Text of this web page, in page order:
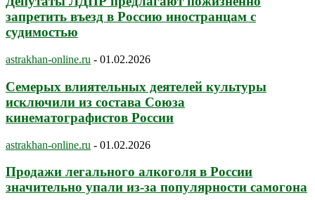
запретить въезд в Россию иностранцам с
судимостью
astrakhan-online.ru - 01.02.2026
Семерых влиятельных деятелей культуры
исключили из состава Союза
кинематографистов России
astrakhan-online.ru - 01.02.2026
Продажи легального алкоголя в России
значительно упали из-за популярности самогона